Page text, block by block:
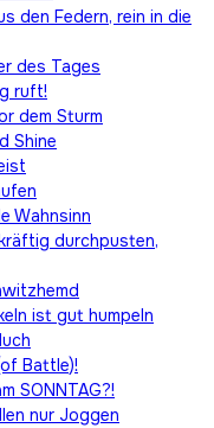
den Federn, rein in die
des Tages
ruft!
dem Sturm
Shine
Wahnsinn
durchpusten,
ist gut humpeln
Battle)!
SONNTAG?!
nur Joggen